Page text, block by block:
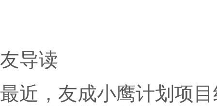
友导读
最近，友成小鹰计划项